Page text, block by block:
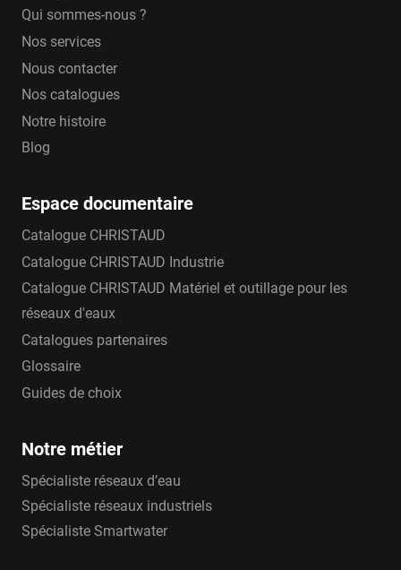
Qui sommes-nous ?
Nos services
Nous contacter
Nos catalogues
Notre histoire
Blog
Espace documentaire
Catalogue CHRISTAUD
Catalogue CHRISTAUD Industrie
Catalogue CHRISTAUD Matériel et outillage pour les
réseaux d'eaux
Catalogues partenaires
Glossaire
Guides de choix
Notre métier
Spécialiste réseaux d’eau
Spécialiste réseaux industriels
Spécialiste Smartwater